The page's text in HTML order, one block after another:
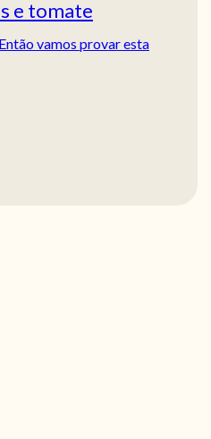
e tomate
vamos provar esta